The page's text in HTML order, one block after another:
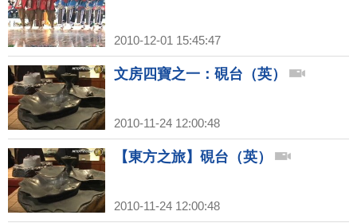
2010-12-01 15:45:47
文房四寶之一：硯台（英）
2010-11-24 12:00:48
【東方之旅】硯台（英）
2010-11-24 12:00:48